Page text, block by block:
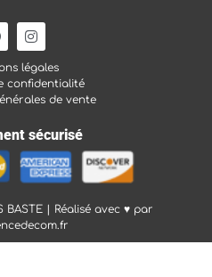
légales
confidentialité
de vente
sécurisé
| Réalisé avec ♥ par